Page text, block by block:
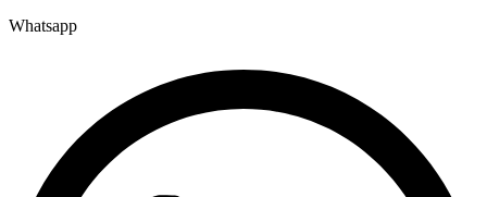
Whatsapp